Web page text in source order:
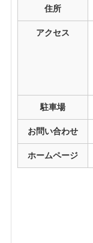
住所
アクセス
駐車場
お問い合わせ
ホームページ